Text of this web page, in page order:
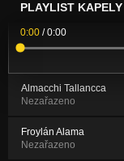
PLAYLIST KAPELY
0:00 /0:00
Almacchi Tallancca
Nezařazeno
Froylán Alama
Nezařazeno